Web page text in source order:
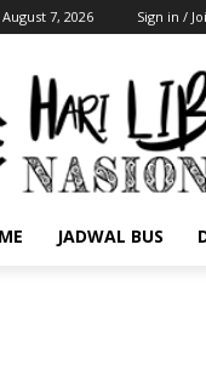
7, 2026 Sign in /
JADWAL BUS